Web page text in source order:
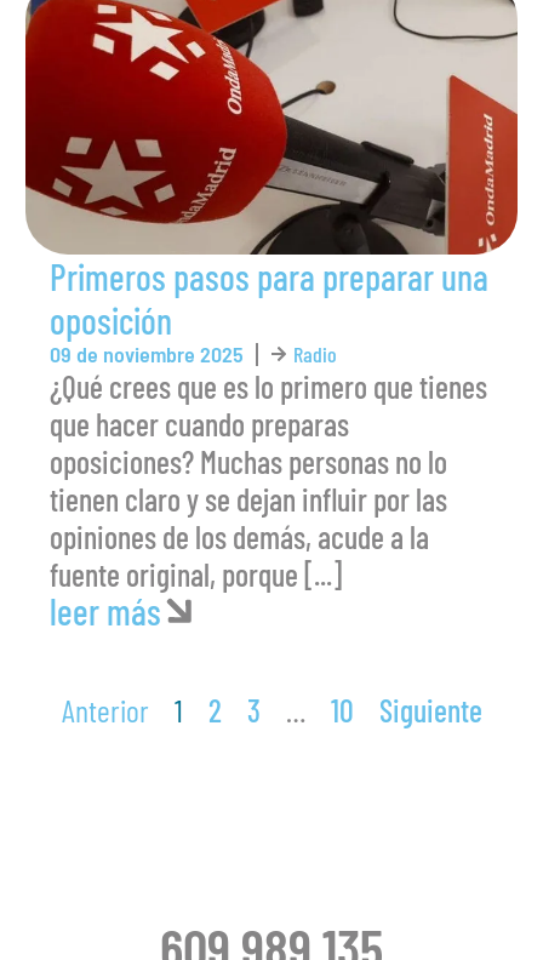
Primeros pasos para preparar una
oposición
09 de noviembre 2025 Radio
¿Qué crees que es lo primero que tienes
que hacer cuando preparas
oposiciones? Muchas personas no lo
tienen claro y se dejan influir por las
opiniones de los demás, acude a la
fuente original, porque [...]
leer más
Anterior 1 2 3 … 10 Siguiente
609 989 135